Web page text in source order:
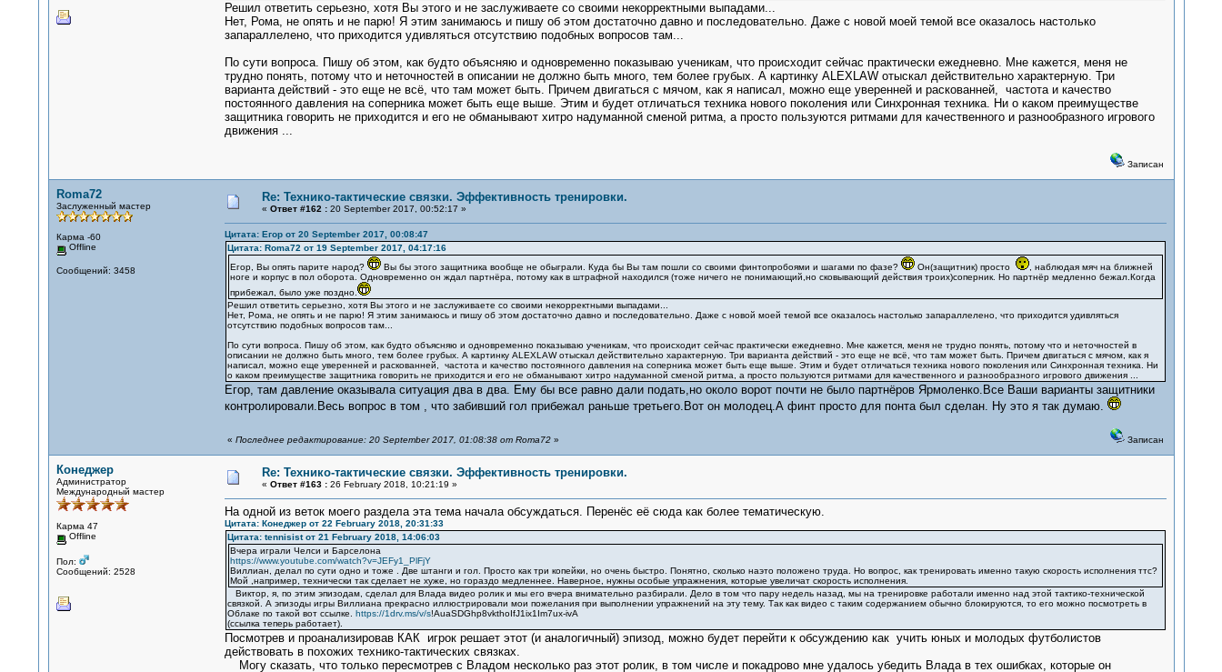
Решил ответить серьезно, хотя Вы этого и не заслуживаете со своими некорректными выпадами...
Нет, Рома, не опять и не парю! Я этим занимаюсь и пишу об этом достаточно давно и последовательно. Даже с новой моей темой все оказалось настолько
запараллелено, что приходится удивляться отсутствию подобных вопросов там...
По сути вопроса. Пишу об этом, как будто объясняю и одновременно показываю ученикам, что происходит сейчас практически ежедневно. Мне кажется, меня не
трудно понять, потому что и неточностей в описании не должно быть много, тем более грубых. А картинку ALEXLAW отыскал действительно характерную. Три
варианта действий - это еще не всё, что там может быть. Причем двигаться с мячом, как я написал, можно еще уверенней и раскованней, частота и качество
постоянного давления на соперника может быть еще выше. Этим и будет отличаться техника нового поколения или Синхронная техника. Ни о каком преимуществе
защитника говорить не приходится и его не обманывают хитро надуманной сменой ритма, а просто пользуются ритмами для качественного и разнообразного игрового
движения ...
Записан
Roma72
Заслуженный мастер
Карма -60
Offline
Сообщений: 3458
Re: Технико-тактические связки. Эффективность тренировки.
« Ответ #162 :20 September 2017, 00:52:17 »
Цитата: Егор от 20 September 2017, 00:08:47
Цитата: Roma72 от 19 September 2017, 04:17:16
Егор, Вы опять парите народ?
Вы бы этого защитника вообще не обыграли. Куда бы Вы там пошли со своими финтопробоями и шагами по фазе? Он(защитник) просто
, наблюдая мяч на ближней
ноге и корпус в пол оборота. Одновременно он ждал партнёра, потому как в штрафной находился (тоже ничего не понимающий,но сковывающий действия троих)соперник. Но партнёр медленно бежал.Когда
прибежал, было уже поздно.
Решил ответить серьезно, хотя Вы этого и не заслуживаете со своими некорректными выпадами...
Нет, Рома, не опять и не парю! Я этим занимаюсь и пишу об этом достаточно давно и последовательно. Даже с новой моей темой все оказалось настолько запараллелено, что приходится удивляться
отсутствию подобных вопросов там...
По сути вопроса. Пишу об этом, как будто объясняю и одновременно показываю ученикам, что происходит сейчас практически ежедневно. Мне кажется, меня не трудно понять, потому что и неточностей в
описании не должно быть много, тем более грубых. А картинку ALEXLAW отыскал действительно характерную. Три варианта действий - это еще не всё, что там может быть. Причем двигаться с мячом, как я
написал, можно еще уверенней и раскованней, частота и качество постоянного давления на соперника может быть еще выше. Этим и будет отличаться техника нового поколения или Синхронная техника. Ни
о каком преимуществе защитника говорить не приходится и его не обманывают хитро надуманной сменой ритма, а просто пользуются ритмами для качественного и разнообразного игрового движения ...
Егор, там давление оказывала ситуация два в два. Ему бы все равно дали подать,но около ворот почти не было партнёров Ярмоленко.Все Ваши варианты защитники
контролировали.Весь вопрос в том , что забивший гол прибежал раньше третьего.Вот он молодец.А финт просто для понта был сделан. Ну это я так думаю.
« Последнее редактирование: 20 September 2017, 01:08:38 от Roma72» Записан
Конеджер
Администратор
Международный мастер
Карма 47
Offline
Пол:
Сообщений: 2528
Re: Технико-тактические связки. Эффективность тренировки.
« Ответ #163 :26 February 2018, 10:21:19 »
На одной из веток моего раздела эта тема начала обсуждаться. Перенёс её сюда как более тематическую.
Цитата: Конеджер от 22 February 2018, 20:31:33
Цитата: tennisist от 21 February 2018, 14:06:03
Вчера играли Челси и Барселона
https://www.youtube.com/watch?v=JEFy1_PlFjY
Виллиан, делал по сути одно и тоже . Две штанги и гол. Просто как три копейки, но очень быстро. Понятно, сколько наэто положено труда. Но вопрос, как тренировать именно такую скорость исполнения ттс?
Мой ,например, технически так сделает не хуже, но гораздо медленнее. Наверное, нужны особые упражнения, которые увеличат скорость исполнения.
Виктор, я, по этим эпизодам, сделал для Влада видео ролик и мы его вчера внимательно разбирали. Дело в том что пару недель назад, мы на тренировке работали именно над этой тактико-технической
связкой. А эпизоды игры Виллиана прекрасно иллюстрировали мои пожелания при выполнении упражнений на эту тему. Так как видео с таким содержанием обычно блокируются, то его можно посмотреть в
Облаке по такой вот ссылке. https://1drv.ms/v/s!AuaSDGhp8vkthoIfJ1ix1Im7ux-ivA
(ссылка теперь работает).
Посмотрев и проанализировав КАК игрок решает этот (и аналогичный) эпизод, можно будет перейти к обсуждению как учить юных и молодых футболистов
действовать в похожих технико-тактических связках.
Могу сказать, что только пересмотрев с Владом несколько раз этот ролик, в том числе и покадрово мне удалось убедить Влада в тех ошибках, которые он